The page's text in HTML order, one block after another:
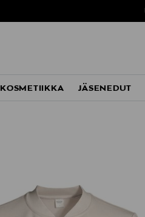
KOSMETIIKKA JÄSENEDUT